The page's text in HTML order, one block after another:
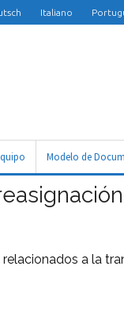
Italiano
Modelo de
a la